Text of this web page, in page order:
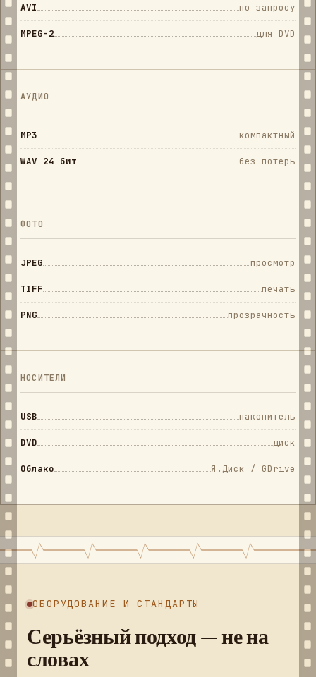
AVI по запросу
MPEG-2 для DVD
АУДИО
MP3 компактный
WAV 24 бит без потерь
ФОТО
JPEG просмотр
TIFF печать
PNG прозрачность
НОСИТЕЛИ
USB накопитель
DVD диск
Облако Я.Диск / GDrive
ОБОРУДОВАНИЕ И СТАНДАРТЫ
Серьёзный подход — не на
словах